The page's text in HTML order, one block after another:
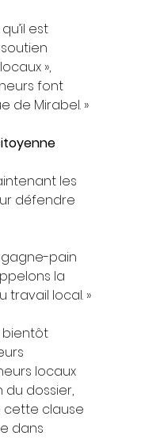
est
»,
font
de Mirabel. »
les
défendre
gagne-pain
la
travail local. »
bientôt
locaux
du dossier,
cette clause
dans